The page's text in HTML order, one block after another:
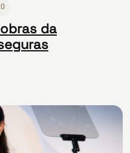
da